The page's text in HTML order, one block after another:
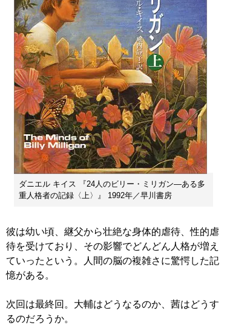
ダニエル キイス 『24人のビリー・ミリガン―ある多
重人格者の記録〈上〉』 1992年／早川書房
彼は幼い頃、継父から壮絶な身体的虐待、性的虐
待を受けており、その影響でどんどん人格が増え
ていったという。人間の脳の複雑さに驚愕した記
憶がある。
次回は最終回。大輔はどうなるのか、茜はどうす
るのだろうか。